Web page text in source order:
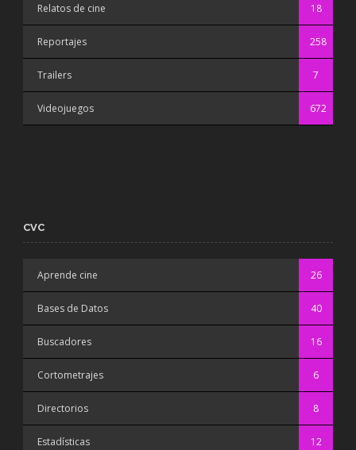
Relatos de cine 18
Reportajes 258
Trailers 7
Videojuegos 672
CVC
Aprende cine 26
Bases de Datos 40
Buscadores 16
Cortometrajes 6
Directorios 8
Estadísticas 12